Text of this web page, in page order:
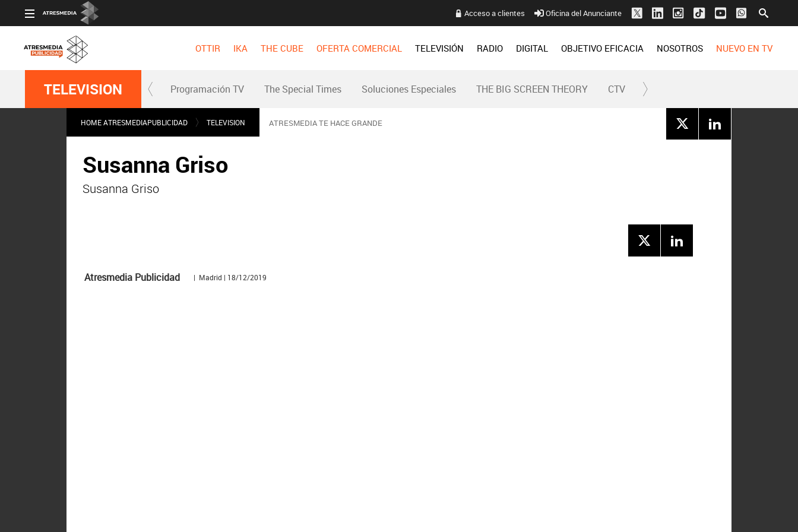
Acceso a clientes Oficina del Anunciante
OTTIR IKA THE CUBE OFERTA COMERCIAL TELEVISIÓN RADIO DIGITAL OBJETIVO EFICACIA NOSOTROS NUEVO EN TV
TELEVISION Programación TV The Special Times Soluciones Especiales THE BIG SCREEN THEORY CTV
HOME ATRESMEDIAPUBLICIDAD TELEVISION ATRESMEDIA TE HACE GRANDE
Susanna Griso
Susanna Griso
Atresmedia Publicidad | Madrid | 18/12/2019